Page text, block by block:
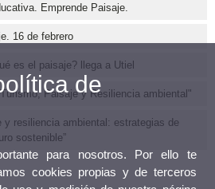
Emprende Paisaje.
16 de febrero
es el paisaje? llega a Utiel
Paisaje y Resiliencia ambiental"
y resiliencia ambiental: estrategias de
sostenible”
de
para nosotros. Por ello te
cookies propias y de terceros